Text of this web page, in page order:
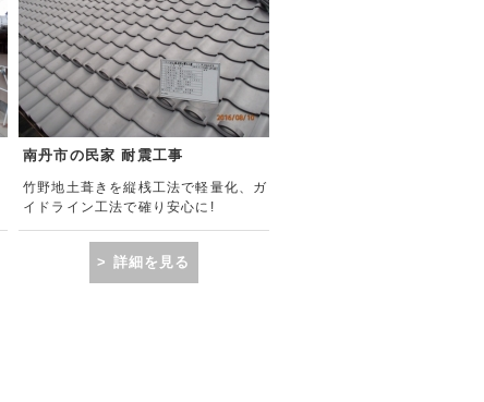
南丹市の民家 耐震工事
竹野地土葺きを縦桟工法で軽量化、ガ
イドライン工法で確り安心に!
> 詳細を見る